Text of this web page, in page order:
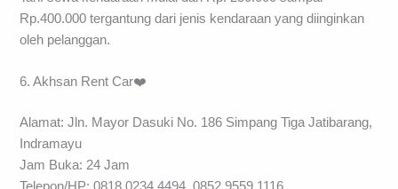
Rp.400.000 tergantung dari jenis kendaraan yang diinginkan
oleh pelanggan.
6. Akhsan Rent Car❤️
Alamat: Jln. Mayor Dasuki No. 186 Simpang Tiga Jatibarang,
Indramayu
Jam Buka: 24 Jam